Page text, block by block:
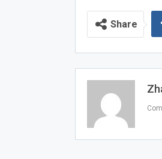
Share